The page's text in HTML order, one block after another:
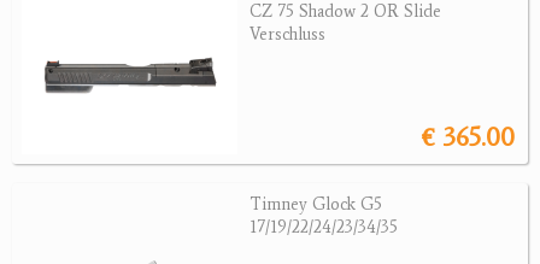
Sonstige Waffen
CZ 75 Shadow 2 OR Slide
Verschluss
€ 365.00
Timney Glock G5
17/19/22/24/23/34/35